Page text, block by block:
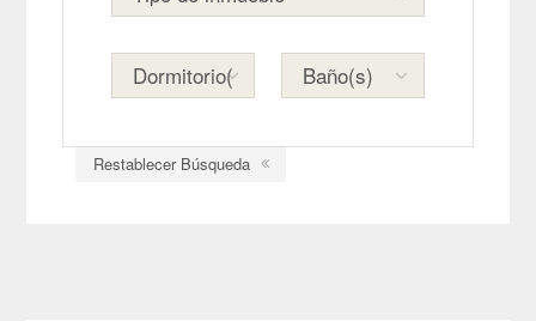
Restablecer Búsqueda